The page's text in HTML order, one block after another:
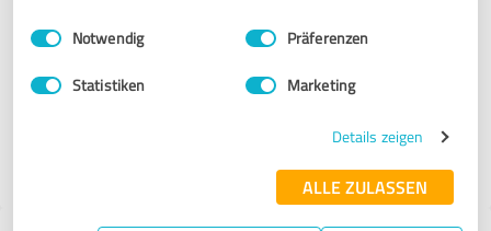
Impressum Datenschutzbestimmungen
Einwilligungsauswahl
Notwendig Präferenzen
Statistiken Marketing
Details zeigen
ALLE ZULASSEN
Kai Riebeling